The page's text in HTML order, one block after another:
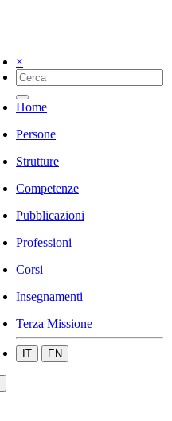
×
Home
Persone
Strutture
Competenze
Pubblicazioni
Professioni
Corsi
Insegnamenti
Terza Missione
IT EN